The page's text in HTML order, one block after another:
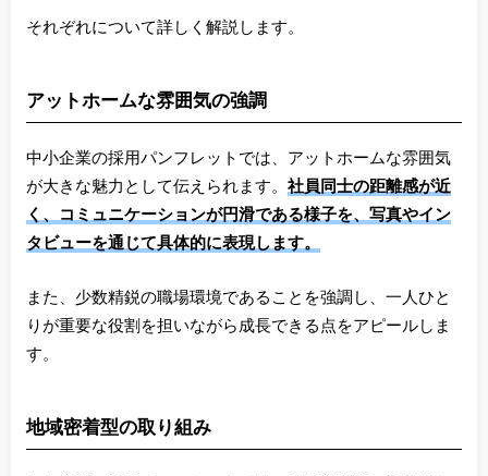
それぞれについて詳しく解説します。
アットホームな雰囲気の強調
中小企業の採用パンフレットでは、アットホームな雰囲気
が大きな魅力として伝えられます。 社員同士の距離感が近
く、コミュニケーションが円滑である様子を、写真やイン
タビューを通じて具体的に表現します。
また、少数精鋭の職場環境であることを強調し、一人ひと
りが重要な役割を担いながら成長できる点をアピールしま
す。
地域密着型の取り組み